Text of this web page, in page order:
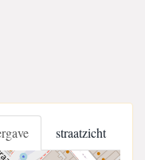
straatzicht